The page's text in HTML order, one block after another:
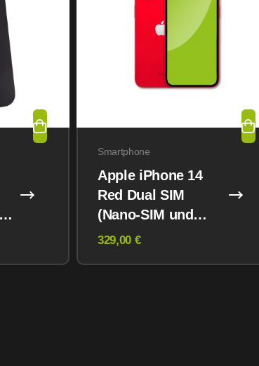
Smartphone
Apple iPhone 14
Red Dual SIM
(Nano-SIM und
eSIM) 128GB
329,00 €